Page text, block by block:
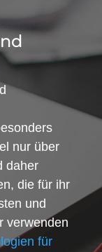
nur über
daher
die für ihr
und
verwenden
für